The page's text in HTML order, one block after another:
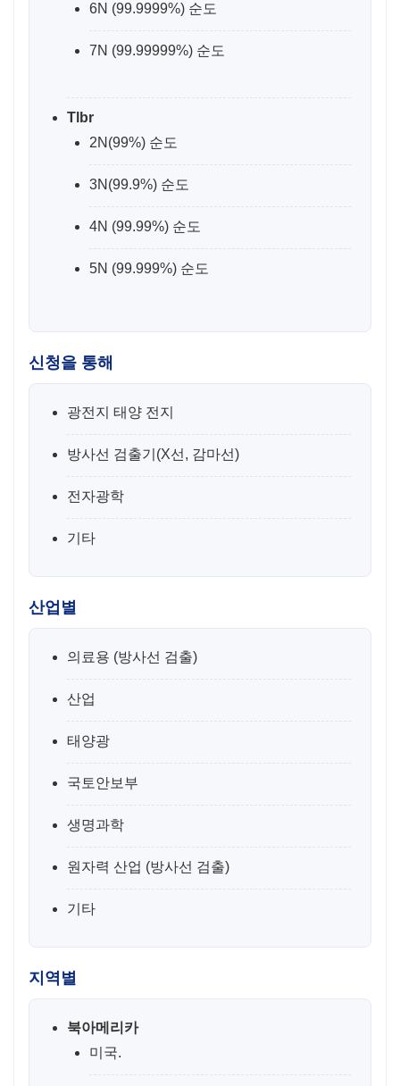
6N (99.9999%) 순도
7N (99.99999%) 순도
Tlbr
2N(99%) 순도
3N(99.9%) 순도
4N (99.99%) 순도
5N (99.999%) 순도
신청을 통해
광전지 태양 전지
방사선 검출기(X선, 감마선)
전자광학
기타
산업별
의료용 (방사선 검출)
산업
태양광
국토안보부
생명과학
원자력 산업 (방사선 검출)
기타
지역별
북아메리카
미국.